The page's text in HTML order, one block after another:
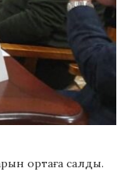
ортаға салды.